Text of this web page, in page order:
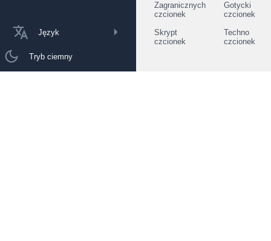
Język
Tryb ciemny
Zagranicznych
czcionek
Gotycki
czcionek
Skrypt
czcionek
Techno
czcionek